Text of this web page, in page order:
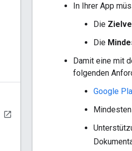
In Ihrer App
Die
Die
Damit eine mit
folgenden
Google